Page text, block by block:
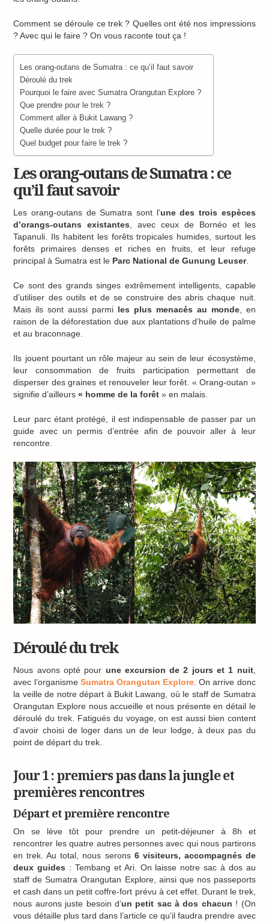
Comment se déroule ce trek ? Quelles ont été nos impressions
? Avec qui le faire ? On vous raconte tout ça !
Les orang-outans de Sumatra : ce qu’il faut savoir
Déroulé du trek
Pourquoi le faire avec Sumatra Orangutan Explore ?
Que prendre pour le trek ?
Comment aller à Bukit Lawang ?
Quelle durée pour le trek ?
Quel budget pour faire le trek ?
Les orang-outans de Sumatra : ce
qu’il faut savoir
Les orang-outans de Sumatra sont l’une des trois espèces
d’orangs-outans existantes, avec ceux de Bornéo et les
Tapanuli. Ils habitent les forêts tropicales humides, surtout les
forêts primaires denses et riches en fruits, et leur refuge
principal à Sumatra est le Parc National de Gunung Leuser.
Ce sont des grands singes extrêmement intelligents, capable
d’utiliser des outils et de se construire des abris chaque nuit.
Mais ils sont aussi parmi les plus menacés au monde, en
raison de la déforestation due aux plantations d’huile de palme
et au braconnage.
Ils jouent pourtant un rôle majeur au sein de leur écosystème,
leur consommation de fruits participation permettant de
disperser des graines et renouveler leur forêt. « Orang-outan »
signifie d’ailleurs« homme de la forêt » en malais.
Leur parc étant protégé, il est indispensable de passer par un
guide avec un permis d’entrée afin de pouvoir aller à leur
rencontre.
Déroulé du trek
Nous avons opté pour une excursion de 2 jours et 1 nuit,
avec l’organisme Sumatra Orangutan Explore . On arrive donc
la veille de notre départ à Bukit Lawang, où le staff de Sumatra
Orangutan Explore nous accueille et nous présente en détail le
déroulé du trek. Fatigués du voyage, on est aussi bien content
d’avoir choisi de loger dans un de leur lodge, à deux pas du
point de départ du trek.
Jour 1 : premiers pas dans la jungle et
premières rencontres
Départ et première rencontre
On se lève tôt pour prendre un petit-déjeuner à 8h et
rencontrer les quatre autres personnes avec qui nous partirons
en trek. Au total, nous serons 6 visiteurs, accompagnés de
deux guides : Tembang et Ari. On laisse notre sac à dos au
staff de Sumatra Orangutan Explore, ainsi que nos passeports
et cash dans un petit coffre-fort prévu à cet effet. Durant le trek,
nous aurons juste besoin d’un petit sac à dos chacun ! (On
vous détaille plus tard dans l’article ce qu’il faudra prendre avec